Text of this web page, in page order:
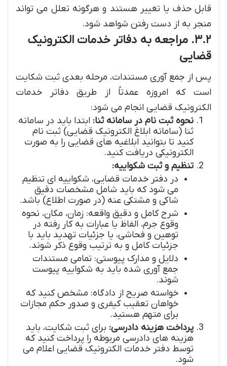
قابل حذف یا تغییر هستند و هرگونه تعلل می تواند
منجر به از دست رفتن شواهد شود.
۳.۲. مراجعه به دفاتر خدمات الکترونیک
قضایی
پس از جمع آوری مستندات، مرحله بعدی ثبت شکایت
است که امروزه عمدتاً از طریق دفاتر خدمات
الکترونیک قضایی انجام می شود:
نحوه ثبت نام در سامانه ثنا: ابتدا باید در سامانه
ثنا (سامانه ابلاغ الکترونیک قضایی) ثبت نام
کنید تا بتوانید ابلاغیه های قضایی را به صورت
الکترونیکی دریافت کنید.
تنظیم و ثبت شکواییه:
در دفتر خدمات قضایی، شکواییه ای تنظیم
می شود که باید شامل مشخصات دقیق
شاکی و مشتکی عنه (در صورت اطلاع) باشد.
شرح کامل و دقیق واقعه: زمان، مکان، نحوه
وقوع جرم، الفاظ یا عبارات به کار رفته در
توهین و فحاشی، یا جزئیات تهدید باید با
جزئیات کامل و به ترتیب وقوع ذکر شوند.
دلایل و مدارک پیوستی: تمامی مستندات
جمع آوری شده باید به شکواییه پیوست
شوند.
خواسته صریح از دادگاه: مشخص کنید که
خواهان تعقیب کیفری و صدور حکم مجازات
برای متهم هستید.
پرداخت هزینه دادرسی: برای ثبت شکایت، باید
هزینه های دادرسی مربوطه را پرداخت کنید که
توسط دفتر خدمات الکترونیک قضایی اعلام می
شود.